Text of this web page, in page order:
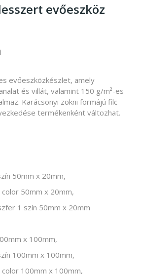
evőeszköz
evőeszközkészlet, amely
és villát, valamint 150 g/m²-es
Karácsonyi zokni formájú filc
termékenként változhat.
50mm x 20mm,
50mm x 20mm,
1 szín 50mm x 20mm
x 100mm,
100mm x 100mm,
100mm x 100mm,